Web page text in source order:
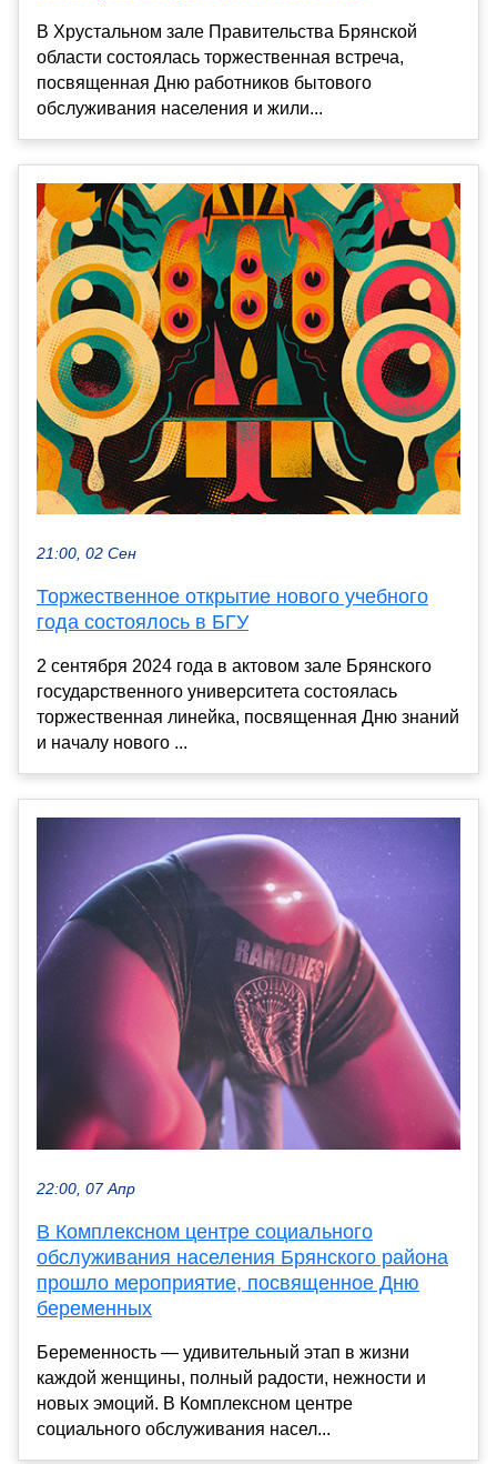
В Хрустальном зале Правительства Брянской
области состоялась торжественная встреча,
посвященная Дню работников бытового
обслуживания населения и жили...
21:00, 02 Сен
Торжественное открытие нового учебного
года состоялось в БГУ
2 сентября 2024 года в актовом зале Брянского
государственного университета состоялась
торжественная линейка, посвященная Дню знаний
и началу нового ...
22:00, 07 Апр
В Комплексном центре социального
обслуживания населения Брянского района
прошло мероприятие, посвященное Дню
беременных
Беременность — удивительный этап в жизни
каждой женщины, полный радости, нежности и
новых эмоций. В Комплексном центре
социального обслуживания насел...